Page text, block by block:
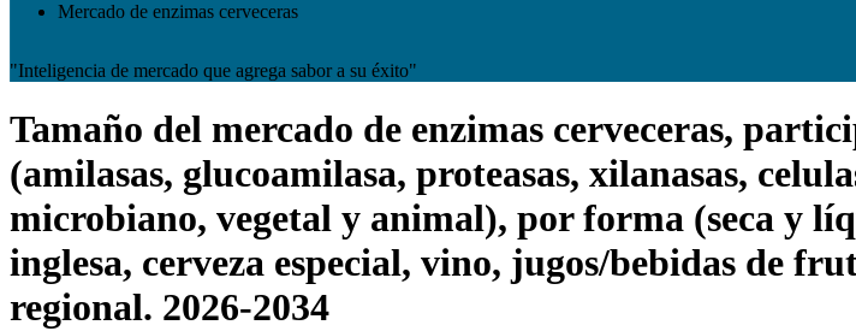
Mercado de enzimas cerveceras
"Inteligencia de mercado que agrega sabor a su éxito"
Tamaño del mercado de enzimas cerveceras,
(amilasas, glucoamilasa, proteasas, xilanasas,
microbiano, vegetal y animal), por forma (seca y
inglesa, cerveza especial, vino, jugos/bebidas de
regional. 2026-2034